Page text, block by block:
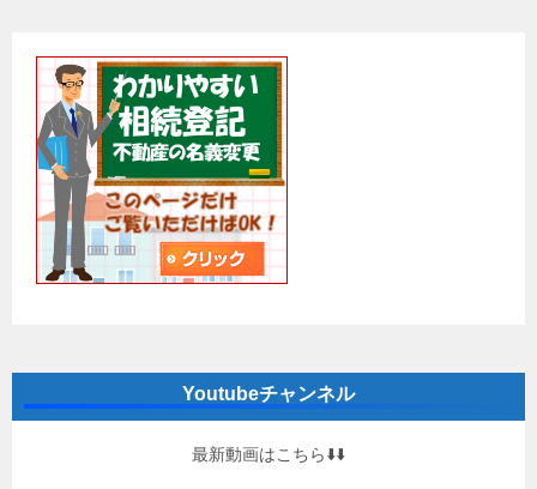
Youtubeチャンネル
最新動画はこちら⬇️⬇️